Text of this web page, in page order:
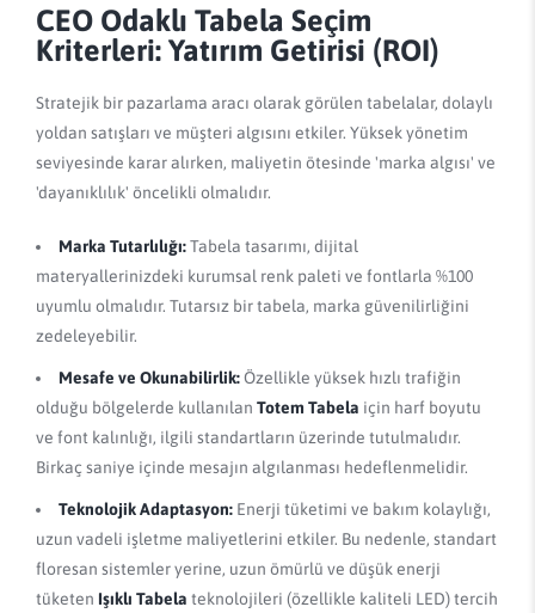
CEO Odaklı Tabela Seçim
Kriterleri: Yatırım Getirisi (ROI)
Stratejik bir pazarlama aracı olarak görülen tabelalar, dolaylı
yoldan satışları ve müşteri algısını etkiler. Yüksek yönetim
seviyesinde karar alırken, maliyetin ötesinde 'marka algısı' ve
'dayanıklılık' öncelikli olmalıdır.
Marka Tutarlılığı:Tabela tasarımı, dijital
materyallerinizdeki kurumsal renk paleti ve fontlarla %100
uyumlu olmalıdır. Tutarsız bir tabela, marka güvenilirliğini
zedeleyebilir.
Mesafe ve Okunabilirlik:Özellikle yüksek hızlı trafiğin
olduğu bölgelerde kullanılan Totem Tabela için harf boyutu
ve font kalınlığı, ilgili standartların üzerinde tutulmalıdır.
Birkaç saniye içinde mesajın algılanması hedeflenmelidir.
Teknolojik Adaptasyon: Enerji tüketimi ve bakım kolaylığı,
uzun vadeli işletme maliyetlerini etkiler. Bu nedenle, standart
floresan sistemler yerine, uzun ömürlü ve düşük enerji
tüketen Işıklı Tabela teknolojileri (özellikle kaliteli LED) tercih